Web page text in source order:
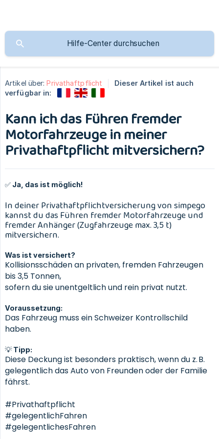
Artikel über: Privathaftpflicht
Dieser Artikel ist auch
verfügbar in:
Kann ich das Führen fremder
Motorfahrzeuge in meiner
Privathaftpflicht mitversichern?
✅ Ja, das ist möglich!
In deiner Privathaftpflichtversicherung von simpego
kannst du das Führen fremder Motorfahrzeuge und
fremder Anhänger (Zugfahrzeuge max. 3,5 t)
mitversichern.
Was ist versichert?
Kollisionsschäden an privaten, fremden Fahrzeugen
bis 3,5 Tonnen,
sofern du sie unentgeltlich und rein privat nutzt.
Voraussetzung:
Das Fahrzeug muss ein Schweizer Kontrollschild
haben.
💡 Tipp:
Diese Deckung ist besonders praktisch, wenn du z. B.
gelegentlich das Auto von Freunden oder der Familie
fährst.
#Privathaftpflicht
#gelegentlichFahren
#gelegentlichesFahren